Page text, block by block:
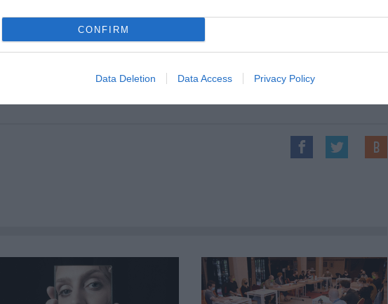
CONFIRM
Data Deletion Data Access Privacy Policy
Forrás:L1 Független Táncművészek Társulása
A felvételeket készítette: Nehéz Andrea